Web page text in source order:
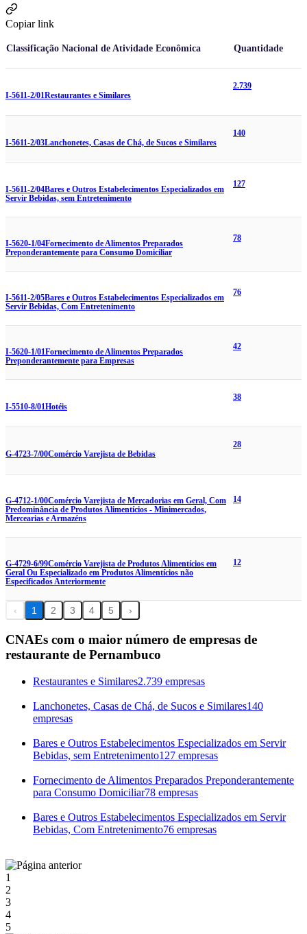
Copiar link
Classificação Nacional de Atividade Econômica Quantidade
I-5611-2/01Restaurantes e Similares
2.739
I-5611-2/03Lanchonetes, Casas de Chá, de Sucos e Similares
140
I-5611-2/04Bares e Outros Estabelecimentos Especializados em
Servir Bebidas, sem Entretenimento
127
I-5620-1/04Fornecimento de Alimentos Preparados
Preponderantemente para Consumo Domiciliar
78
I-5611-2/05Bares e Outros Estabelecimentos Especializados em
Servir Bebidas, Com Entretenimento
76
I-5620-1/01Fornecimento de Alimentos Preparados
Preponderantemente para Empresas
42
I-5510-8/01Hotéis
38
G-4723-7/00Comércio Varejista de Bebidas
28
G-4712-1/00Comércio Varejista de Mercadorias em Geral, Com
Predominância de Produtos Alimentícios - Minimercados,
Mercearias e Armazéns
14
G-4729-6/99Comércio Varejista de Produtos Alimentícios em
Geral Ou Especializado em Produtos Alimentícios não
Especificados Anteriormente
12
‹ 1 2 3 4 5 ›
CNAEs com o maior número de empresas de
restaurante de Pernambuco
Restaurantes e Similares2.739 empresas
Lanchonetes, Casas de Chá, de Sucos e Similares140
empresas
Bares e Outros Estabelecimentos Especializados em Servir
Bebidas, sem Entretenimento127 empresas
Fornecimento de Alimentos Preparados Preponderantemente
para Consumo Domiciliar78 empresas
Bares e Outros Estabelecimentos Especializados em Servir
Bebidas, Com Entretenimento76 empresas
1
2
3
4
5